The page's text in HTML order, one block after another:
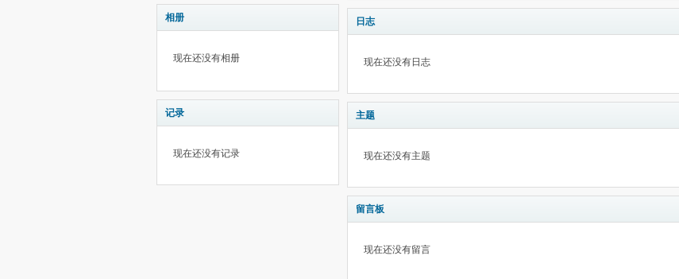
相册
现在还没有相册
记录
现在还没有记录
日志
现在还没有日志
主题
现在还没有主题
留言板
现在还没有留言